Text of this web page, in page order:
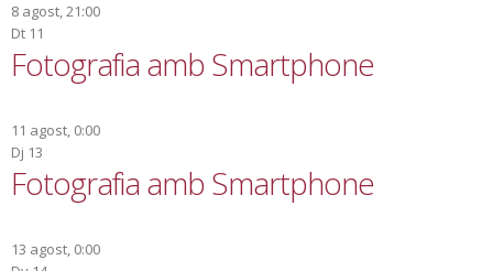
8 agost, 21:00
Dt 11
Fotografia amb Smartphone
11 agost, 0:00
Dj 13
Fotografia amb Smartphone
13 agost, 0:00